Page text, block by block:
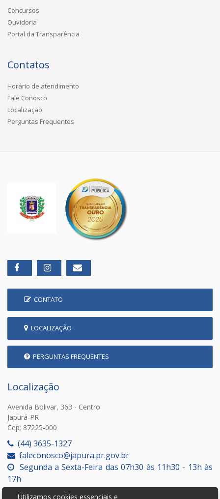
Concursos
Ouvidoria
Portal da Transparência
Contatos
Horário de atendimento
Fale Conosco
Localização
Perguntas Frequentes
CONTATO
LOCALIZAÇÃO
PERGUNTAS FREQUENTES
Localização
Avenida Bolivar, 363 - Centro
Japurá-PR
Cep: 87225-000
(44) 3635-1327
faleconosco@japura.pr.gov.br
Segunda a Sexta-Feira das 07h30 às 11h30 - 13h às
17h
Utilizamos cookies essenciais e